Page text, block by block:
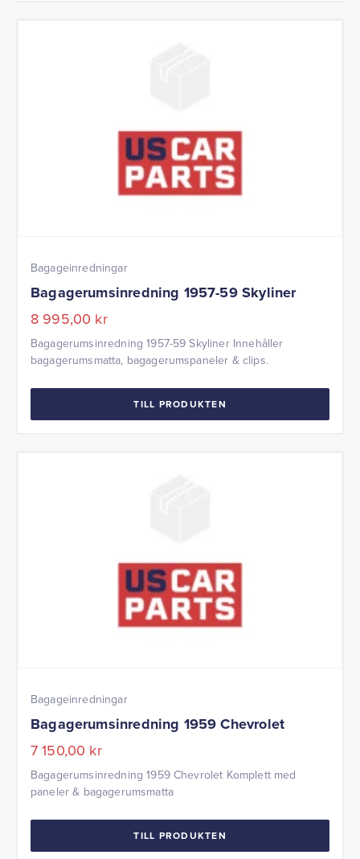
Bagageinredningar
Bagagerumsinredning 1957-59 Skyliner
8 995,00 kr
Bagagerumsinredning 1957-59 Skyliner Innehåller
bagagerumsmatta, bagagerumspaneler & clips.
TILL PRODUKTEN
Bagageinredningar
Bagagerumsinredning 1959 Chevrolet
7 150,00 kr
Bagagerumsinredning 1959 Chevrolet Komplett med
paneler & bagagerumsmatta
TILL PRODUKTEN